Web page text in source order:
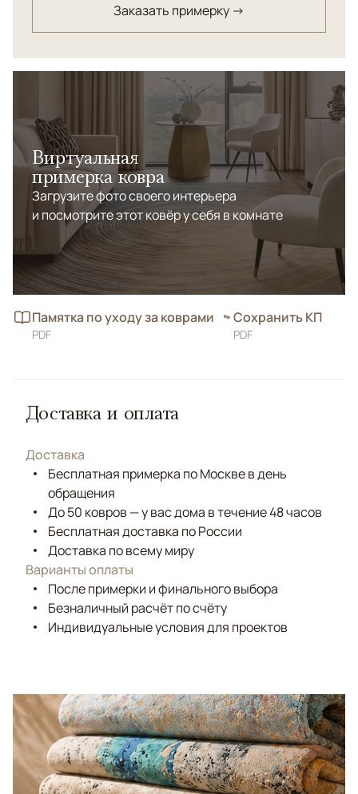
Заказать примерку →
Виртуальная
примерка ковра
Загрузите фото своего интерьера
и посмотрите этот ковёр у себя в комнате
Памятка по уходу за коврами
PDF
Сохранить КП
PDF
Доставка и оплата
Доставка
Бесплатная примерка по Москве в день
обращения
До 50 ковров — у вас дома в течение 48 часов
Бесплатная доставка по России
Доставка по всему миру
Варианты оплаты
После примерки и финального выбора
Безналичный расчёт по счёту
Индивидуальные условия для проектов